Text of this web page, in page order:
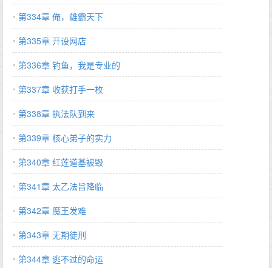
第334章 俺，雄霸天下
第335章 开设网店
第336章 钓鱼，我是专业的
第337章 收获打手一枚
第338章 执法队到来
第339章 核心弟子的实力
第340章 红莲道基被毁
第341章 太乙法旨降临
第342章 魔王发难
第343章 无期徒刑
第344章 逃不过的命运